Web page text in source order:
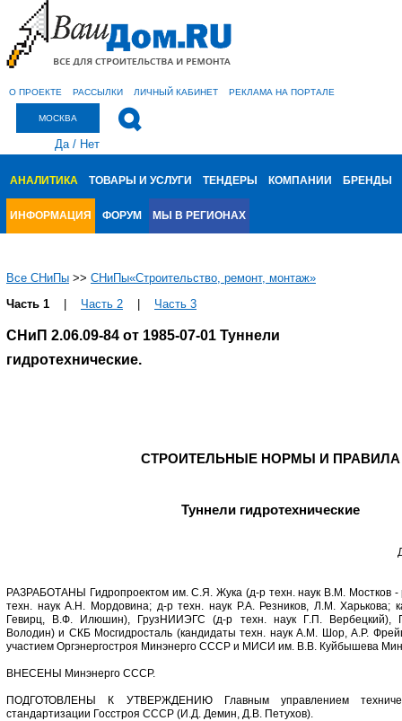
О ПРОЕКТЕ РАССЫЛКИ ЛИЧНЫЙ КАБИНЕТ РЕКЛАМА НА ПОРТАЛЕ
МОСКВА
Да/ Нет
АНАЛИТИКА ТОВАРЫ И УСЛУГИ ТЕНДЕРЫ КОМПАНИИ БРЕНДЫ
ИНФОРМАЦИЯ ФОРУМ МЫ В РЕГИОНАХ
Все СНиПы >> СНиПы«Строительство, ремонт, монтаж»
Часть 1
Часть 2 Часть 3
СНиП 2.06.09-84 от 1985-07-01 Туннели
гидротехнические.
СТРОИТЕЛЬНЫЕ НОРМЫ И ПРАВИЛА
Туннели гидротехнические
РАЗРАБОТАНЫ Гидропроектом им. С.Я. Жука (д-р техн. наук В.М. Мостков -
техн. наук А.Н. Мордовина; д-р техн. наук Р.А. Резников, Л.М. Харькова;
Гевирц, В.Ф. Илюшин), ГрузНИИЭГС (д-р техн. наук Г.П. Вербецкий),
Володин) и СКБ Мосгидросталь (кандидаты техн. наук А.М. Шор, А.Р.
участием Оргэнергостроя Минэнерго СССР и МИСИ им. В.В. Куйбышева
ВНЕСЕНЫ Минэнерго СССР.
ПОДГОТОВЛЕНЫ К УТВЕРЖДЕНИЮ Главным управлением
стандартизации Госстроя СССР (И.Д. Демин, Д.В. Петухов).